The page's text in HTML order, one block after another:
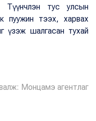
Түүнчлэн тус улсын
пуужин тээх, харвах
үзэж шалгасан тухай
Монцамэ агентлаг